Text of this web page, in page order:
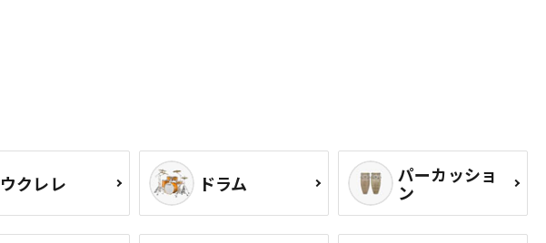
ウクレレ ドラム パーカッショ
ン